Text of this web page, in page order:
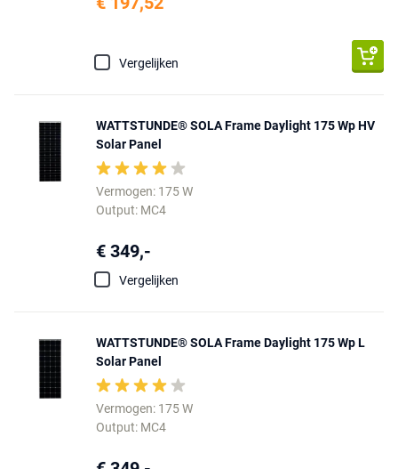
Vergelijken
WATTSTUNDE® SOLA Frame Daylight 175 Wp HV
Solar Panel
Vermogen: 175 W
Output: MC4
€ 349,-
Vergelijken
WATTSTUNDE® SOLA Frame Daylight 175 Wp L
Solar Panel
Vermogen: 175 W
Output: MC4